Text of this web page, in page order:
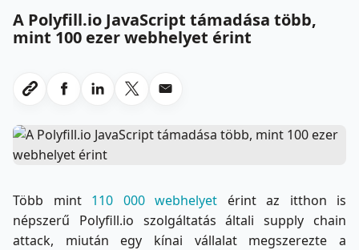
A Polyfill.io JavaScript támadása több,
mint 100 ezer webhelyet érint
Link masolasa
Megosztas Facebookon
Megosztas LinkedInen
Megosztas X-en
Megosztas emailben
Több mint 110 000 webhelyet érint az itthon is
népszerű Polyfill.io szolgáltatás általi supply chain
attack, miután egy kínai vállalat megszerezte a